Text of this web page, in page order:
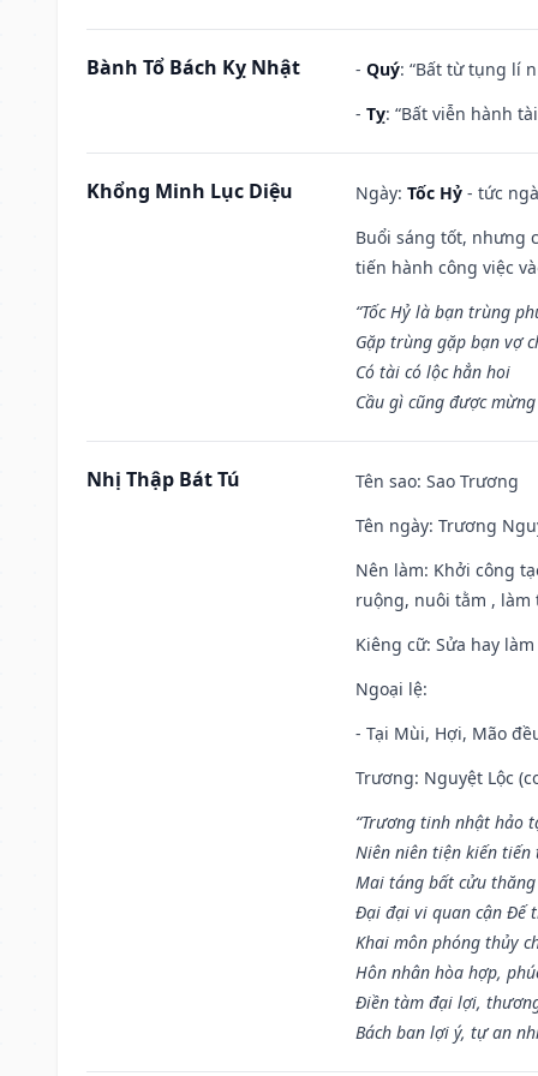
Bành Tổ Bách Kỵ Nhật - Quý: “Bất từ tụng lí
- Tỵ: “Bất viễn hành
Khổng Minh Lục Diệu Ngày: Tốc Hỷ - tức
Buổi sáng tốt, nhưng
tiến hành công việc
“Tốc Hỷ là bạn trùng
Gặp trùng gặp bạn vợ
Có tài có lộc hẳn hoi
Cầu gì cũng được
Nhị Thập Bát Tú Tên sao: Sao Trương
Tên ngày: Trương
Nên làm: Khởi công
ruộng, nuôi tằm , làm
Kiêng cữ: Sửa hay
Ngoại lệ:
- Tại Mùi, Hợi, Mão
Trương: Nguyệt Lộc
“Trương tinh nhật hảo
Niên niên tiện kiến tiến
Mai táng bất cửu
Đại đại vi quan cận Đế
Khai môn phóng thủy
Hôn nhân hòa hợp,
Điền tàm đại lợi,
Bách ban lợi ý, tự an